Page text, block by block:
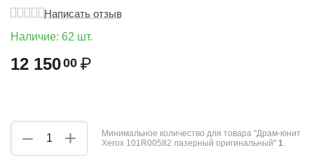
Написать отзыв
Наличие: 62 шт.
12 15000 ₽
+
−
Минимальное количество для товара "Драм-юнит
Xerox 101R00582 лазерный оригинальный" 1.